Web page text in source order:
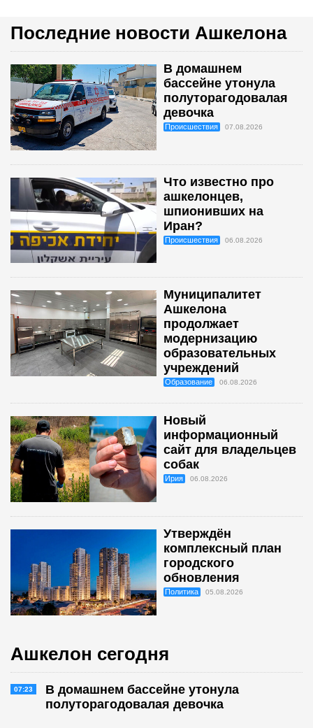
Последние новости Ашкелона
В домашнем
бассейне утонула
полуторагодовалая
девочка
Происшествия 07.08.2026
Что известно про
ашкелонцев,
шпионивших на
Иран?
Происшествия 06.08.2026
Муниципалитет
Ашкелона
продолжает
модернизацию
образовательных
учреждений
Образование 06.08.2026
Новый
информационный
сайт для владельцев
собак
Ирия 06.08.2026
Утверждён
комплексный план
городского
обновления
Политика 05.08.2026
Ашкелон сегодня
07:23
В домашнем бассейне утонула
полуторагодовалая девочка